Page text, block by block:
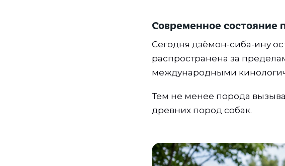
Современное состояние
Сегодня дзёмон-сиба-ину
распространена за
международными
Тем не менее порода
древних пород собак.